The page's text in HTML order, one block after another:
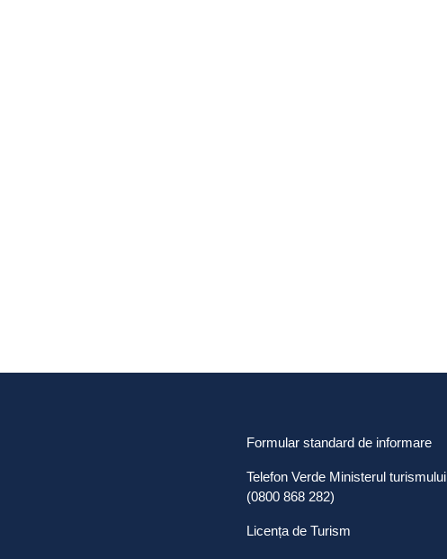
Formular standard de informare
Telefon Verde Ministerul turismului
(0800 868 282)
Licența de Turism